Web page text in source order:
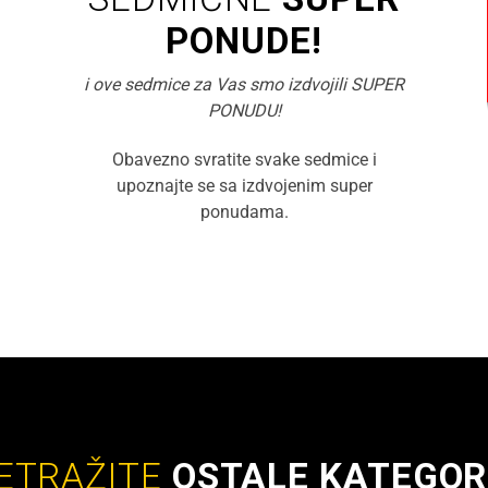
PONUDE!
i ove sedmice za Vas smo izdvojili SUPER
PONUDU!
Obavezno svratite svake sedmice i
upoznajte se sa izdvojenim super
ponudama.
OSTALE